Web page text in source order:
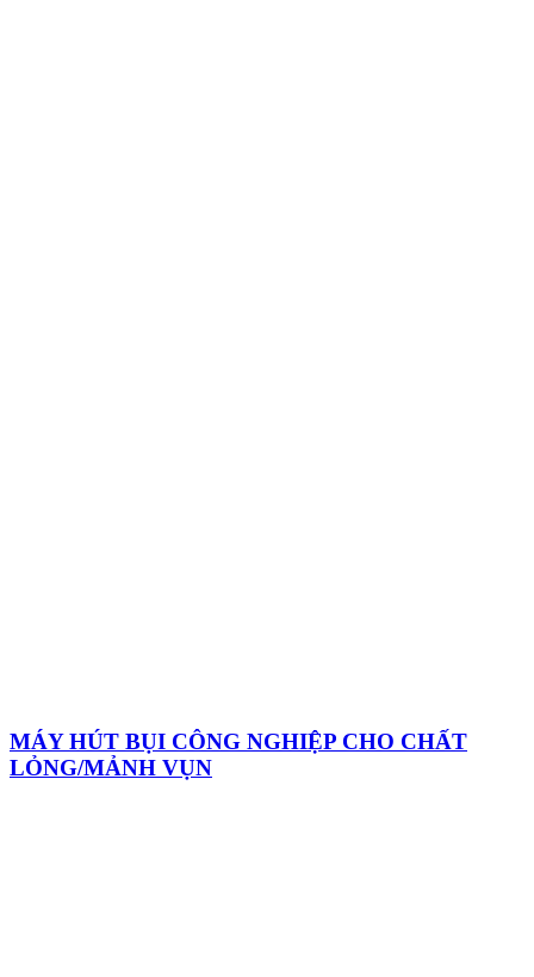
MÁY HÚT BỤI CÔNG NGHIỆP CHO CHẤT
LỎNG/MẢNH VỤN